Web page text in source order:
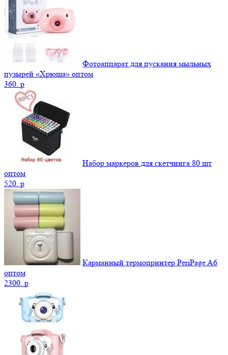
Фотоаппарат для пускания мыльных
пузырей «Хрюша» оптом
360. p
Набор маркеров для скетчинга 80 шт
оптом
520. p
Карманный термопринтер PeriPage A6
оптом
2300. p